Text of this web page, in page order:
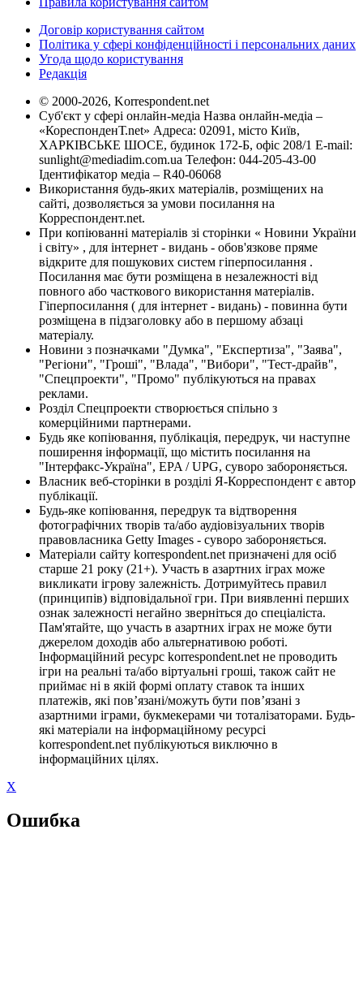
Договір користування сайтом
Політика у сфері конфіденційності і персональних даних
Угода щодо користування
Редакція
© 2000-2026, Korrespondent.net
Суб'єкт у сфері онлайн-медіа Назва онлайн-медіа –
«КореспонденТ.net» Адреса: 02091, місто Київ,
ХАРКІВСЬКЕ ШОСЕ, будинок 172-Б, офіс 208/1 E-mail:
sunlight@mediadim.com.ua Телефон: 044-205-43-00
Ідентифікатор медіа – R40-06068
Використання будь-яких матеріалів, розміщених на
сайті, дозволяється за умови посилання на
Корреспондент.net.
При копіюванні матеріалів зі сторінки « Новини України
і світу» , для інтернет - видань - обов'язкове пряме
відкрите для пошукових систем гіперпосилання .
Посилання має бути розміщена в незалежності від
повного або часткового використання матеріалів.
Гіперпосилання ( для інтернет - видань) - повинна бути
розміщена в підзаголовку або в першому абзаці
матеріалу.
Новини з позначками "Думка", "Експертиза", "Заява",
"Регіони", "Гроші", "Влада", "Вибори", "Тест-драйв",
"Спецпроекти", "Промо" публікуються на правах
реклами.
Розділ Спецпроекти створюється спільно з
комерційними партнерами.
Будь яке копіювання, публікація, передрук, чи наступне
поширення інформації, що містить посилання на
"Інтерфакс-Україна", EPA / UPG, суворо забороняється.
Власник веб-сторінки в розділі Я-Корреспондент є автор
публікації.
Будь-яке копіювання, передрук та відтворення
фотографічних творів та/або аудіовізуальних творів
правовласника Getty Images - суворо забороняється.
Матеріали сайту korrespondent.net призначені для осіб
старше 21 року (21+). Участь в азартних іграх може
викликати ігрову залежність. Дотримуйтесь правил
(принципів) відповідальної гри. При виявленні перших
ознак залежності негайно зверніться до спеціаліста.
Пам'ятайте, що участь в азартних іграх не може бути
джерелом доходів або альтернативою роботі.
Інформаційний ресурс korrespondent.net не проводить
ігри на реальні та/або віртуальні гроші, також сайт не
приймає ні в якій формі оплату ставок та інших
платежів, які пов’язані/можуть бути пов’язані з
азартними іграми, букмекерами чи тоталізаторами. Будь-
які матеріали на інформаційному ресурсі
korrespondent.net публікуються виключно в
інформаційних цілях.
X
Ошибка